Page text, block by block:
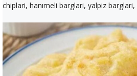
chiplari, hanımeli barglari, yalpiz